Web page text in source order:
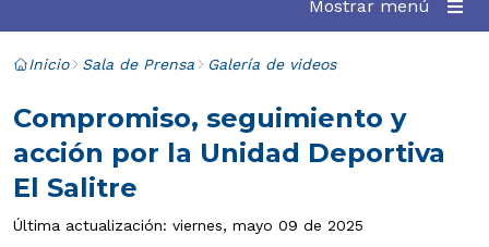
Mostrar menú
Inicio Sala de Prensa Galería de videos
Compromiso, seguimiento y
acción por la Unidad Deportiva
El Salitre
Última actualización: viernes, mayo 09 de 2025